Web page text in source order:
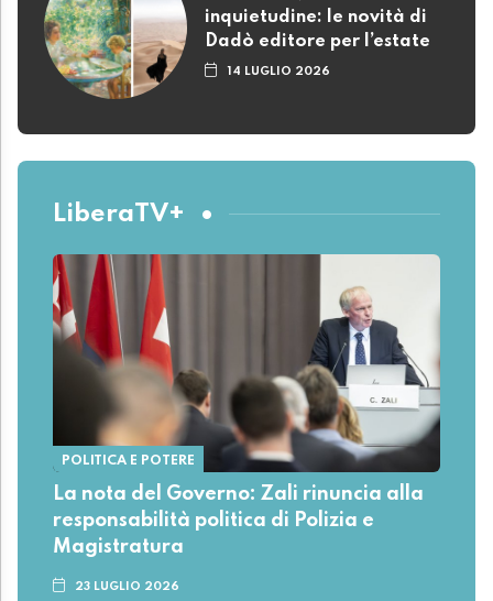
inquietudine: le novità di
Dadò editore per l’estate
14 LUGLIO 2026
LiberaTV+
POLITICA E POTERE
La nota del Governo: Zali rinuncia alla
responsabilità politica di Polizia e
Magistratura
23 LUGLIO 2026